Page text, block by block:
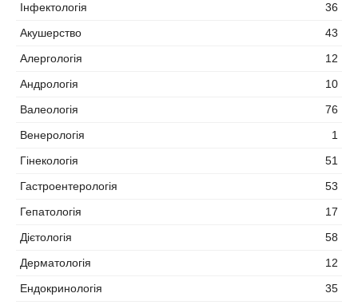
Інфектологія
36
Акушерство
43
Алергологія
12
Андрологія
10
Валеологія
76
Венерологія
1
Гінекологія
51
Гастроентерологія
53
Гепатологія
17
Дієтологія
58
Дерматологія
12
Ендокринологія
35